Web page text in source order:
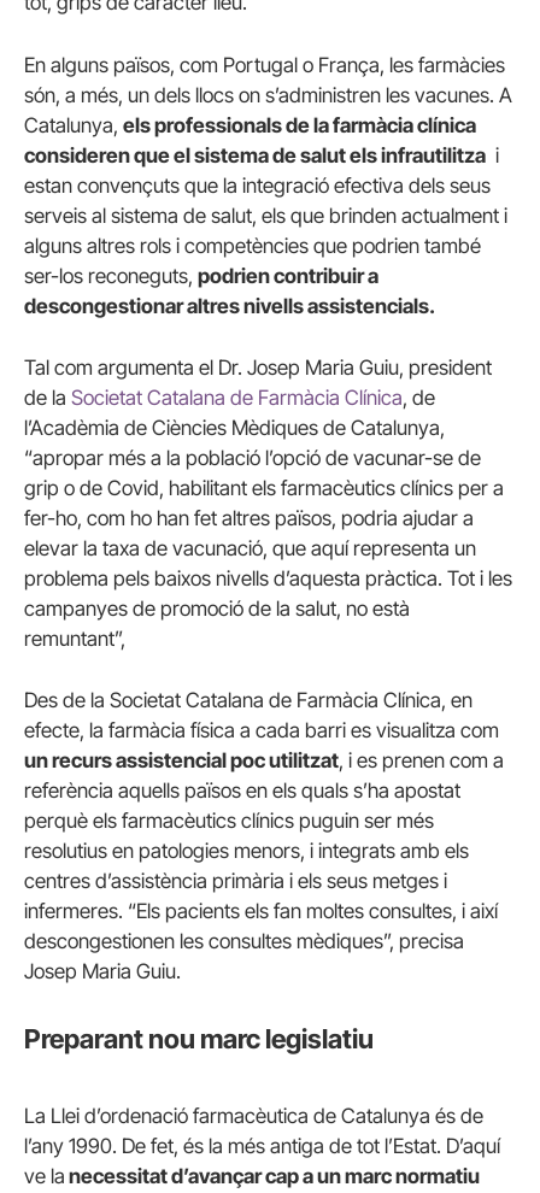
En alguns països, com Portugal o França, les farmàcies
són, a més, un dels llocs on s’administren les vacunes. A
Catalunya, els professionals de la farmàcia clínica
consideren que el sistema de salut els infrautilitza i
estan convençuts que la integració efectiva dels seus
serveis al sistema de salut, els que brinden actualment i
alguns altres rols i competències que podrien també
ser-los reconeguts, podrien contribuir a
descongestionar altres nivells assistencials.
Tal com argumenta el Dr. Josep Maria Guiu, president
de la Societat Catalana de Farmàcia Clínica, de
l’Acadèmia de Ciències Mèdiques de Catalunya,
“apropar més a la població l’opció de vacunar-se de
grip o de Covid, habilitant els farmacèutics clínics per a
fer-ho, com ho han fet altres països, podria ajudar a
elevar la taxa de vacunació, que aquí representa un
problema pels baixos nivells d’aquesta pràctica. Tot i les
campanyes de promoció de la salut, no està
remuntant”,
Des de la Societat Catalana de Farmàcia Clínica, en
efecte, la farmàcia física a cada barri es visualitza com
un recurs assistencial poc utilitzat, i es prenen com a
referència aquells països en els quals s’ha apostat
perquè els farmacèutics clínics puguin ser més
resolutius en patologies menors, i integrats amb els
centres d’assistència primària i els seus metges i
infermeres. “Els pacients els fan moltes consultes, i així
descongestionen les consultes mèdiques”, precisa
Josep Maria Guiu.
Preparant nou marc legislatiu
La Llei d’ordenació farmacèutica de Catalunya és de
l’any 1990. De fet, és la més antiga de tot l’Estat. D’aquí
ve la necessitat d’avançar cap a un marc normatiu